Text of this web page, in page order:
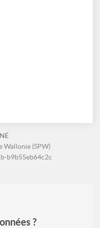
Wallonie (SPW)
b9b55eb64c2c
?